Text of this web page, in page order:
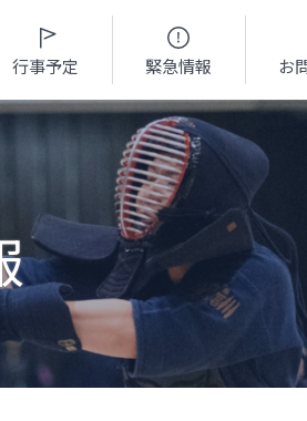
行事予定 緊急情報 お
校生活
日々の学習サイクル
年間行事カレンダー
路・部活動など
進路概況
部活動情報